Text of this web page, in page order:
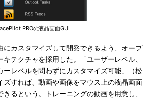
PROの液晶画面GUI
カスタマイズして開発できるよう、オープ
キテクチャを採用した。「ユーザーレベル、
ーレベルを問わずにカスタマイズ可能」（松
ズすれば、動画や画像をマウス上の液晶画面
きるという。トレーニングの動画を用意し、